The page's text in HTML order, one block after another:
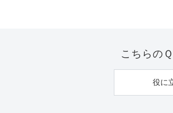
こちらの
役に